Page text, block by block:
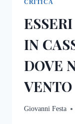
CRITICA
IN
DOVE
VENTO
Giovanni Festa